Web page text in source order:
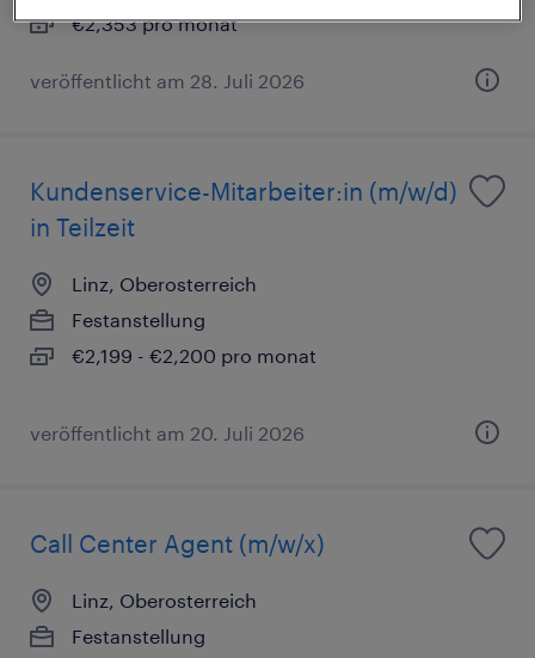
€2,353 pro monat
veröffentlicht am 28. Juli 2026
Kundenservice-Mitarbeiter:in (m/w/d)
in Teilzeit
Linz, Oberosterreich
Festanstellung
€2,199 - €2,200 pro monat
veröffentlicht am 20. Juli 2026
Call Center Agent (m/w/x)
Linz, Oberosterreich
Festanstellung